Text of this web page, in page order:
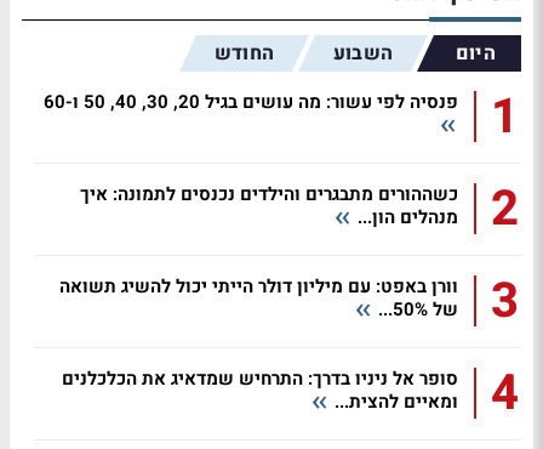
היום השבוע החודש
1 פנסיה לפי עשור: מה עושים בגיל 20, 30, 40, 50 ו-60
2
כשההורים מתבגרים והילדים נכנסים לתמונה: איך
מנהלים הון...
3
וורן באפט: עם מיליון דולר הייתי יכול להשיג תשואה
של 50%...
4
סופר אל ניניו בדרך: התרחיש שמדאיג את הכלכלנים
ומאיים להצית...